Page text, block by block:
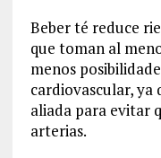
Beber té reduce
que toman al
menos
cardiovascular, ya
aliada para evitar
arterias.